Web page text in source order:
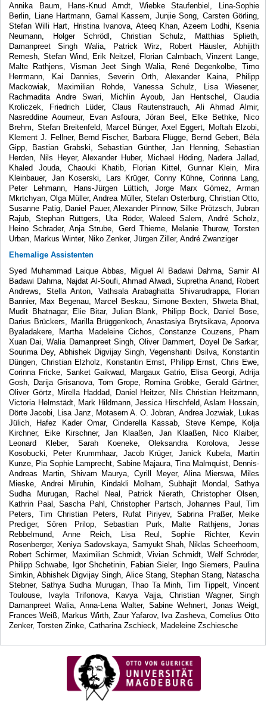
Annika Baum, Hans-Knud Arndt, Wiebke Staufenbiel, Lina-Sophie
Berlin, Liane Hartmann, Gamal Kassem, Junjie Song, Carsten Görling,
Stefan Willi Hart, Hristina Ivanova, Ateeq Khan, Azeem Lodhi, Ksenia
Neumann, Holger Schrödl, Christian Schulz, Matthias Splieth,
Damanpreet Singh Walia, Patrick Wirz, Robert Häusler, Abhijith
Remesh, Stefan Wind, Erik Neitzel, Florian Calmbach, Vinzent Lange,
Malte Rathjens, Visman Jeet Singh Walia, René Degenkolbe, Timo
Herrmann, Kai Dannies, Severin Orth, Alexander Kaina, Philipp
Mackowiak, Maximilian Rohde, Vanessa Schulz, Lisa Wiesener,
Rachmadita Andre Swari, Michlin Ayoub, Jan Hentschel, Claudia
Kroliczek, Friedrich Lüder, Claus Rautenstrauch, Ali Ahmad Almir,
Nasreddine Aoumeur, Evan Asfoura, Jöran Beel, Elke Bethke, Nico
Brehm, Stefan Breitenfeld, Marcel Bünger, Axel Eggert, Moftah Elzobi,
Klement J. Fellner, Bernd Fischer, Barbara Flügge, Bernd Gebert, Béla
Gipp, Bastian Grabski, Sebastian Günther, Jan Henning, Sebastian
Herden, Nils Heyer, Alexander Huber, Michael Höding, Nadera Jallad,
Khaled Jouda, Chaouki Khatib, Florian Kittel, Gunnar Klein, Mira
Kleinbauer, Jan Koserski, Lars Krüger, Conny Kühne, Corinna Lang,
Peter Lehmann, Hans-Jürgen Lüttich, Jorge Marx Gómez, Arman
Mkrtchyan, Olga Müller, Andrea Müller, Stefan Osterburg, Christian Otto,
Susanne Patig, Daniel Pauer, Alexander Pinnow, Silke Prötzsch, Jubran
Rajub, Stephan Rüttgers, Uta Röder, Waleed Salem, André Scholz,
Heino Schrader, Anja Strube, Gerd Thieme, Melanie Thurow, Torsten
Urban, Markus Winter, Niko Zenker, Jürgen Ziller, André Zwanziger
Ehemalige Assistenten
Syed Muhammad Laique Abbas, Miguel Al Badawi Dahma, Samir Al
Badawi Dahma, Najdat Al-Soufi, Ahmad Alwadi, Supretha Anand, Robert
Andrews, Stella Anton, Vathsala Arabaghatta Shivarudrappa, Florian
Bannier, Max Begenau, Marcel Beskau, Simone Bexten, Shweta Bhat,
Mudit Bhatnagar, Elie Bitar, Julian Blank, Philipp Bock, Daniel Bose,
Darius Brückers, Marilla Brüggenkoch, Anastasiya Brytsikava, Apoorva
Byaladakere, Martha Madeleine Cichos, Constanze Couzens, Pham
Xuan Dai, Walia Damanpreet Singh, Oliver Dammert, Doyel De Sarkar,
Sourima Dey, Abhishek Digvijay Singh, Vegenshanti Dsilva, Konstantin
Düngen, Christian Elzholz, Konstantin Ernst, Philipp Ernst, Chris Ewe,
Corinna Fricke, Sanket Gaikwad, Margaux Gatrio, Elisa Georgi, Adrija
Gosh, Darija Grisanova, Tom Grope, Romina Gröbke, Gerald Gärtner,
Oliver Görtz, Mirella Haddad, Daniel Heitzer, Nils Christian Heitzmann,
Victoria Helmstädt, Mark Hildmann, Jessica Hirschfeld, Aslam Hossain,
Dörte Jacobi, Lisa Janz, Motasem A. O. Jobran, Andrea Jozwiak, Lukas
Jülich, Hafez Kader Omar, Cinderella Kassab, Steve Kempe, Kolja
Kirchner, Eike Kirschner, Jan Klaaßen, Jan Klaaßen, Nico Klaiber,
Leonard Kleber, Sarah Koeneke, Oleksandra Korolova, Jesse
Kosobucki, Peter Krummhaar, Jacob Krüger, Janick Kubela, Martin
Kunze, Pia Sophie Lamprecht, Sabine Majaura, Tina Malmquist, Dennis-
Andreas Martin, Shivam Maurya, Cyrill Meyer, Alina Mierswa, Miles
Mieske, Andrei Miruhin, Kindakli Molham, Subhajit Mondal, Sathya
Sudha Murugan, Rachel Neal, Patrick Nierath, Christopher Olsen,
Kathrin Paal, Sascha Pahl, Christopher Partsch, Johannes Paul, Tim
Peters, Tim Christian Peters, Rufat Piriyev, Sabrina Praßer, Meike
Prediger, Sören Prilop, Sebastian Purk, Malte Rathjens, Jonas
Rebbelmund, Anne Reich, Lisa Reul, Sophie Richter, Kevin
Rosenberger, Xeniya Sadovskaya, Samyukt Shah, Niklas Scheerhoorn,
Robert Schirmer, Maximilian Schmidt, Vivian Schmidt, Welf Schröder,
Philipp Schwabe, Igor Shchetinin, Fabian Sieler, Ingo Siemers, Paulina
Simkin, Abhishek Digvijay Singh, Alice Stang, Stephan Stang, Natascha
Stebner, Sathya Sudha Murugan, Thao Ta Minh, Tim Tippelt, Vincent
Toulouse, Ivayla Trifonova, Kavya Vajja, Christian Wagner, Singh
Damanpreet Walia, Anna-Lena Walter, Sabine Wehnert, Jonas Weigt,
Frances Weiß, Markus Wirth, Zaur Yafarov, Iva Zasheva, Cornelius Otto
Zenker, Torsten Zinke, Catharina Zschieck, Madeleine Zschiesche